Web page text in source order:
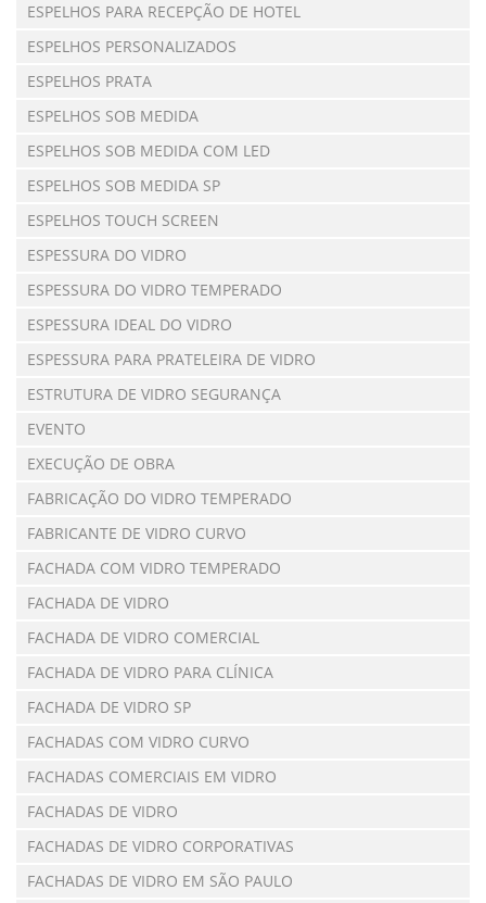
ESPELHOS PARA RECEPÇÃO DE HOTEL
ESPELHOS PERSONALIZADOS
ESPELHOS PRATA
ESPELHOS SOB MEDIDA
ESPELHOS SOB MEDIDA COM LED
ESPELHOS SOB MEDIDA SP
ESPELHOS TOUCH SCREEN
ESPESSURA DO VIDRO
ESPESSURA DO VIDRO TEMPERADO
ESPESSURA IDEAL DO VIDRO
ESPESSURA PARA PRATELEIRA DE VIDRO
ESTRUTURA DE VIDRO SEGURANÇA
EVENTO
EXECUÇÃO DE OBRA
FABRICAÇÃO DO VIDRO TEMPERADO
FABRICANTE DE VIDRO CURVO
FACHADA COM VIDRO TEMPERADO
FACHADA DE VIDRO
FACHADA DE VIDRO COMERCIAL
FACHADA DE VIDRO PARA CLÍNICA
FACHADA DE VIDRO SP
FACHADAS COM VIDRO CURVO
FACHADAS COMERCIAIS EM VIDRO
FACHADAS DE VIDRO
FACHADAS DE VIDRO CORPORATIVAS
FACHADAS DE VIDRO EM SÃO PAULO